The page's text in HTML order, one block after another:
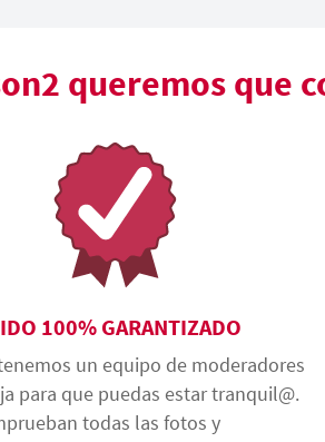
queremos que
100% GARANTIZADO
un equipo de moderadores
para que puedas estar tranquil@.
todas las fotos y